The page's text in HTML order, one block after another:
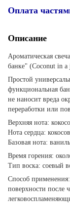
Оплата
Описание
Ароматическая
банке" (Coconut in a
Простой
функциональная
не наносит вреда
переработки или
Верхняя нота:
Нота сердца:
Базовая нота: ваниль
Время горения:
Тип воска: соевый
Способ
поверхности после